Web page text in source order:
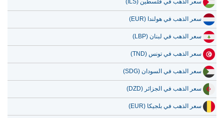
سعر الذهب في فلسطين (ILS)
سعر الذهب في هولندا (EUR)
سعر الذهب في لبنان (LBP)
سعر الذهب في تونس (TND)
سعر الذهب في السودان (SDG)
سعر الذهب في الجزائر (DZD)
سعر الذهب في بلجيكا (EUR)